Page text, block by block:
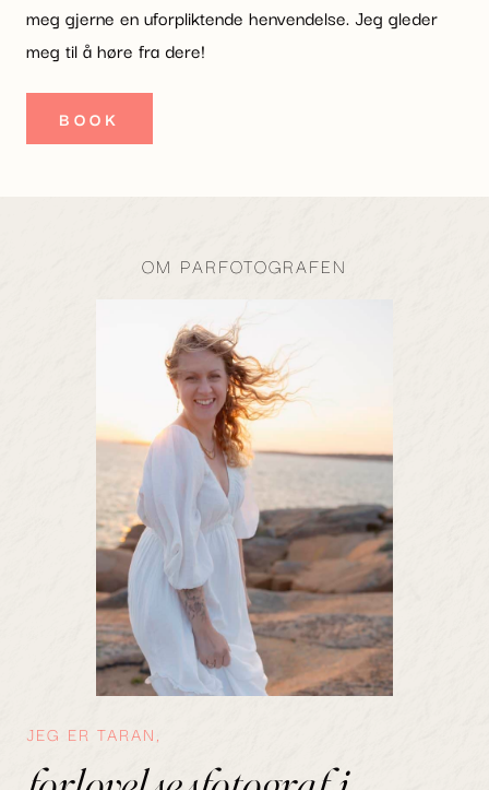
meg gjerne en uforpliktende henvendelse. Jeg gleder
meg til å høre fra dere!
BOOK
OM PARFOTOGRAFEN
JEG ER TARAN,